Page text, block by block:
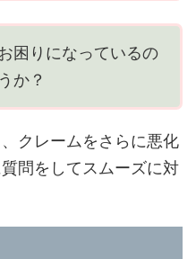
困りになっているの
か？
クレームをさらに悪化
問をしてスムーズに対